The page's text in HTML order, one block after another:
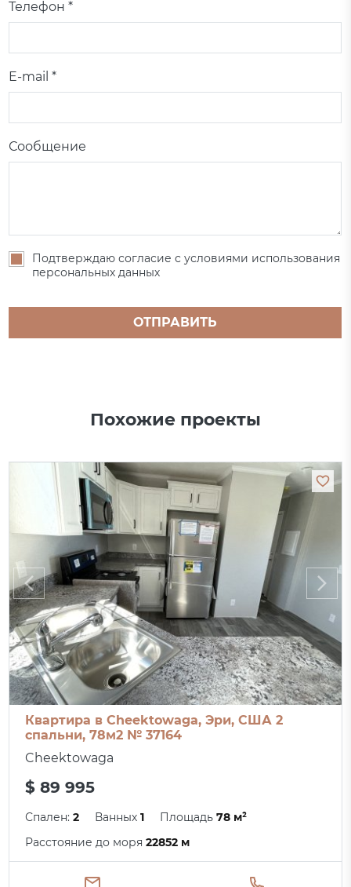
Телефон *
E-mail *
Сообщение
Подтверждаю согласие с условиями использования
персональных данных
ОТПРАВИТЬ
Похожие проекты
Квартира в Cheektowaga, Эри, США 2
спальни, 78м2 № 37164
Cheektowaga
$ 89 995
Спален:2 Ванных1 Площадь78 м²
Расстояние до моря22852 м